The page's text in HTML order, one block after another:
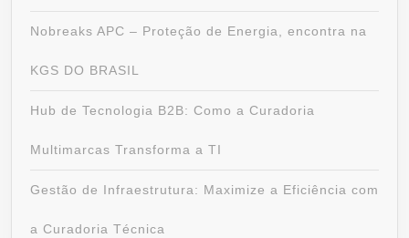
Nobreaks APC – Proteção de Energia, encontra na
KGS DO BRASIL
Hub de Tecnologia B2B: Como a Curadoria
Multimarcas Transforma a TI
Gestão de Infraestrutura: Maximize a Eficiência com
a Curadoria Técnica